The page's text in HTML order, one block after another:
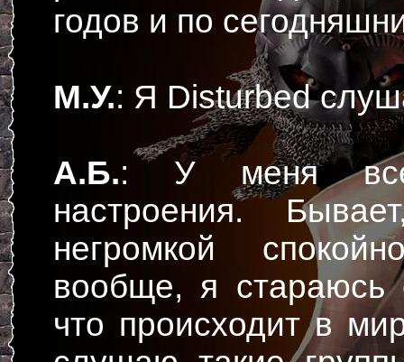
годов и по
М.У.: Я Disturbed
А.Б.: У меня
настроения.
негромкой
вообще, я стараюсь
что происходит в